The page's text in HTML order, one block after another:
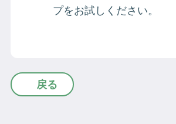
プをお試しください。
戻る